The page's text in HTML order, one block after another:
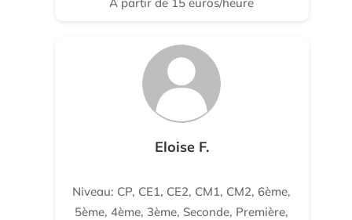
Eloise F.
Niveau: CP, CE1, CE2, CM1, CM2, 6ème,
5ème, 4ème, 3ème, Seconde, Première,